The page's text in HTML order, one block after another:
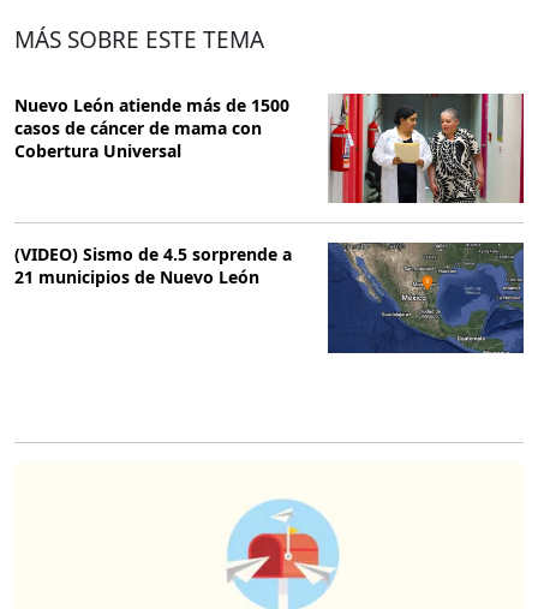
MÁS SOBRE ESTE TEMA
Nuevo León atiende más de 1500
casos de cáncer de mama con
Cobertura Universal
(VIDEO) Sismo de 4.5 sorprende a
21 municipios de Nuevo León